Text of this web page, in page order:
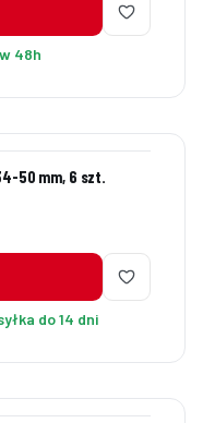
48h
50 mm, 6 szt.
do 14 dni